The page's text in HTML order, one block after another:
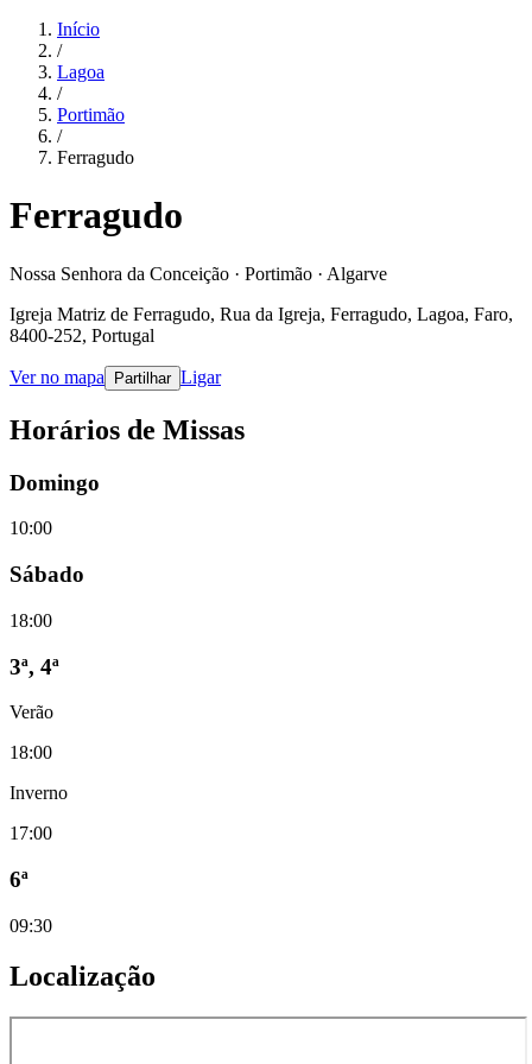
Início
/
Lagoa
/
Portimão
/
Ferragudo
Ferragudo
Nossa Senhora da Conceição · Portimão · Algarve
Igreja Matriz de Ferragudo, Rua da Igreja, Ferragudo, Lagoa, Faro,
8400-252, Portugal
Ver no mapa Partilhar Ligar
Horários de Missas
Domingo
10:00
Sábado
18:00
3ª, 4ª
Verão
18:00
Inverno
17:00
6ª
09:30
Localização